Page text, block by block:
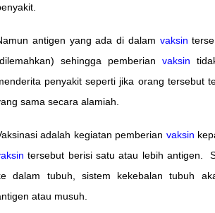
antigen yang ada di dalam vaksin
sehingga pemberian vaksin
penyakit seperti jika orang tersebut
sama secara alamiah.
adalah kegiatan pemberian vaksin
tersebut berisi satu atau lebih antigen.
dalam tubuh, sistem kekebalan tubuh
atau musuh.